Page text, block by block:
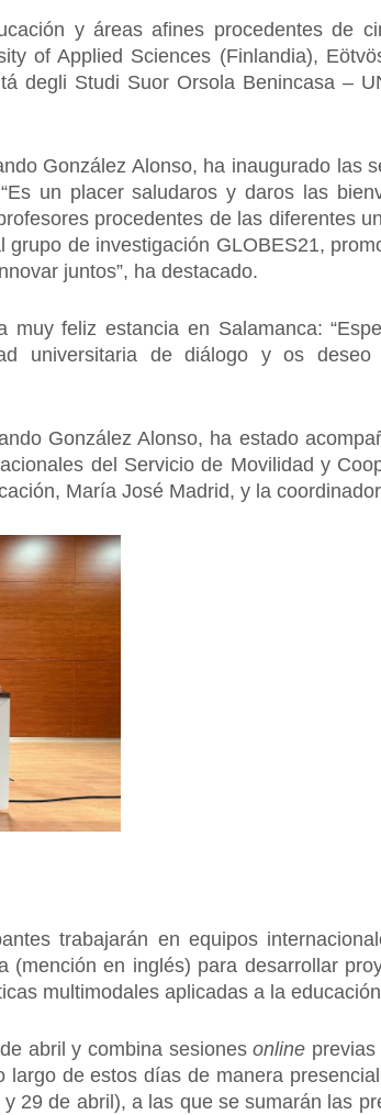
y áreas afines procedentes de
of Applied Sciences (Finlandia),
degli Studi Suor Orsola Benincasa –
González Alonso, ha inaugurado las
un placer saludaros y daros las
procedentes de las diferentes
de investigación GLOBES21,
juntos”, ha destacado.
muy feliz estancia en Salamanca:
universitaria de diálogo y os deseo
González Alonso, ha estado
del Servicio de Movilidad y
María José Madrid, y la
trabajarán en equipos
en inglés) para desarrollar
multimodales aplicadas a la
abril y combina sesionesonline
de estos días de manera
29 de abril), a las que se sumarán las